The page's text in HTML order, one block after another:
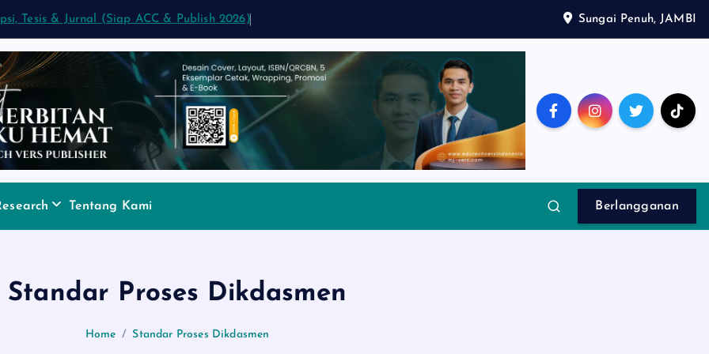
Tesis & Jurnal (Siap ACC & Publish 2026) Sungai Penuh, JAMBI
Tentang Kami Berlangganan
Standar Proses Dikdasmen
Home Standar Proses Dikdasmen